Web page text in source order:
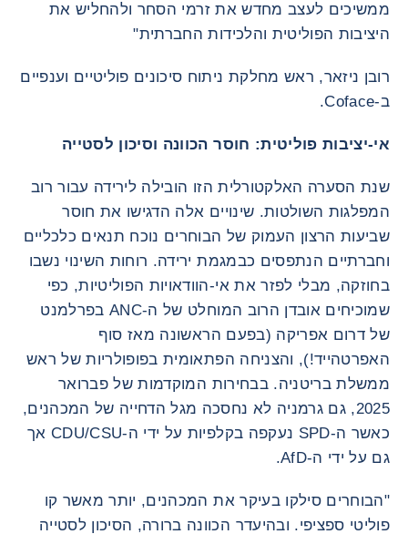
ממשיכים לעצב מחדש את זרמי הסחר ולהחליש את
היציבות הפוליטית והלכידות החברתית"
רובן ניזאר, ראש מחלקת ניתוח סיכונים פוליטיים וענפיים
ב-Coface.
אי-יציבות פוליטית: חוסר הכוונה וסיכון לסטייה
שנת הסערה האלקטורלית הזו הובילה לירידה עבור רוב
המפלגות השולטות. שינויים אלה הדגישו את חוסר
שביעות הרצון העמוק של הבוחרים נוכח תנאים כלכליים
וחברתיים הנתפסים כבמגמת ירידה. רוחות השינוי נשבו
בחוזקה, מבלי לפזר את אי-הוודאויות הפוליטיות, כפי
שמוכיחים אובדן הרוב המוחלט של ה-ANC בפרלמנט
של דרום אפריקה (בפעם הראשונה מאז סוף
האפרטהייד!), והצניחה הפתאומית בפופולריות של ראש
ממשלת בריטניה. בבחירות המוקדמות של פברואר
2025, גם גרמניה לא נחסכה מגל הדחייה של המכהנים,
כאשר ה-SPD נעקפה בקלפיות על ידי ה-CDU/CSU אך
גם על ידי ה-AfD.
"הבוחרים סילקו בעיקר את המכהנים, יותר מאשר קו
פוליטי ספציפי. ובהיעדר הכוונה ברורה, הסיכון לסטייה